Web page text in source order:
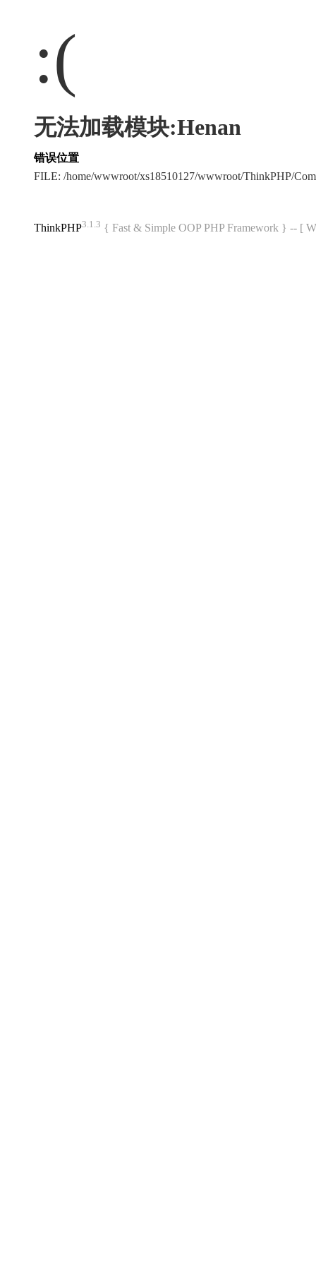
:(
无法加载模块:Henan
错误位置
FILE: /home/wwwroot/xs18510127/wwwroot/ThinkPHP/
ThinkPHP3.1.3 { Fast & Simple OOP PHP Framework } -- [